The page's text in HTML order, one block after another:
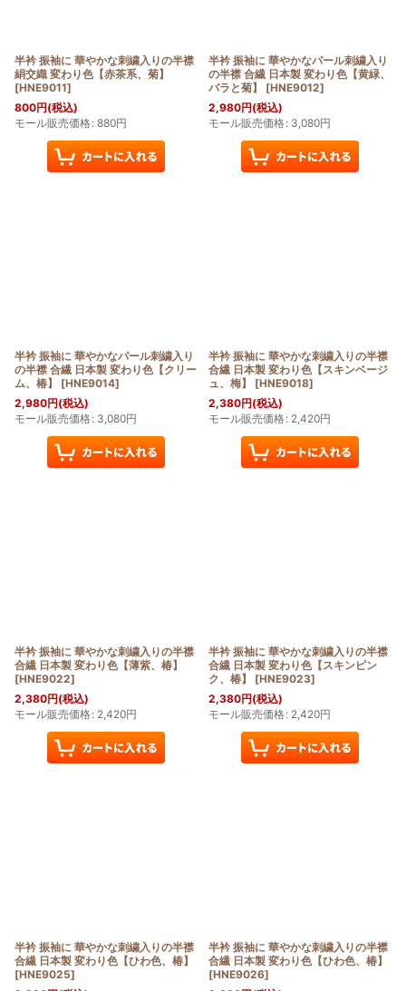
半衿 振袖に 華やかな刺繍入りの半襟
絹交織 変わり色【赤茶系、菊】
[HNE9011]
800円(税込)
モール販売価格: 880円
半衿 振袖に 華やかなパール刺繍入り
の半襟 合繊 日本製 変わり色【黄緑、
バラと菊】
[HNE9012]
2,980円(税込)
モール販売価格: 3,080円
半衿 振袖に 華やかなパール刺繍入り
の半襟 合繊 日本製 変わり色【クリー
ム、椿】
[HNE9014]
2,980円(税込)
モール販売価格: 3,080円
半衿 振袖に 華やかな刺繍入りの半襟
合繊 日本製 変わり色【スキンベージ
ュ、梅】
[HNE9018]
2,380円(税込)
モール販売価格: 2,420円
半衿 振袖に 華やかな刺繍入りの半襟
合繊 日本製 変わり色【薄紫、椿】
[HNE9022]
2,380円(税込)
モール販売価格: 2,420円
半衿 振袖に 華やかな刺繍入りの半襟
合繊 日本製 変わり色【スキンピン
ク、椿】
[HNE9023]
2,380円(税込)
モール販売価格: 2,420円
半衿 振袖に 華やかな刺繍入りの半襟
合繊 日本製 変わり色【ひわ色、椿】
[HNE9025]
半衿 振袖に 華やかな刺繍入りの半襟
合繊 日本製 変わり色【ひわ色、椿】
[HNE9026]